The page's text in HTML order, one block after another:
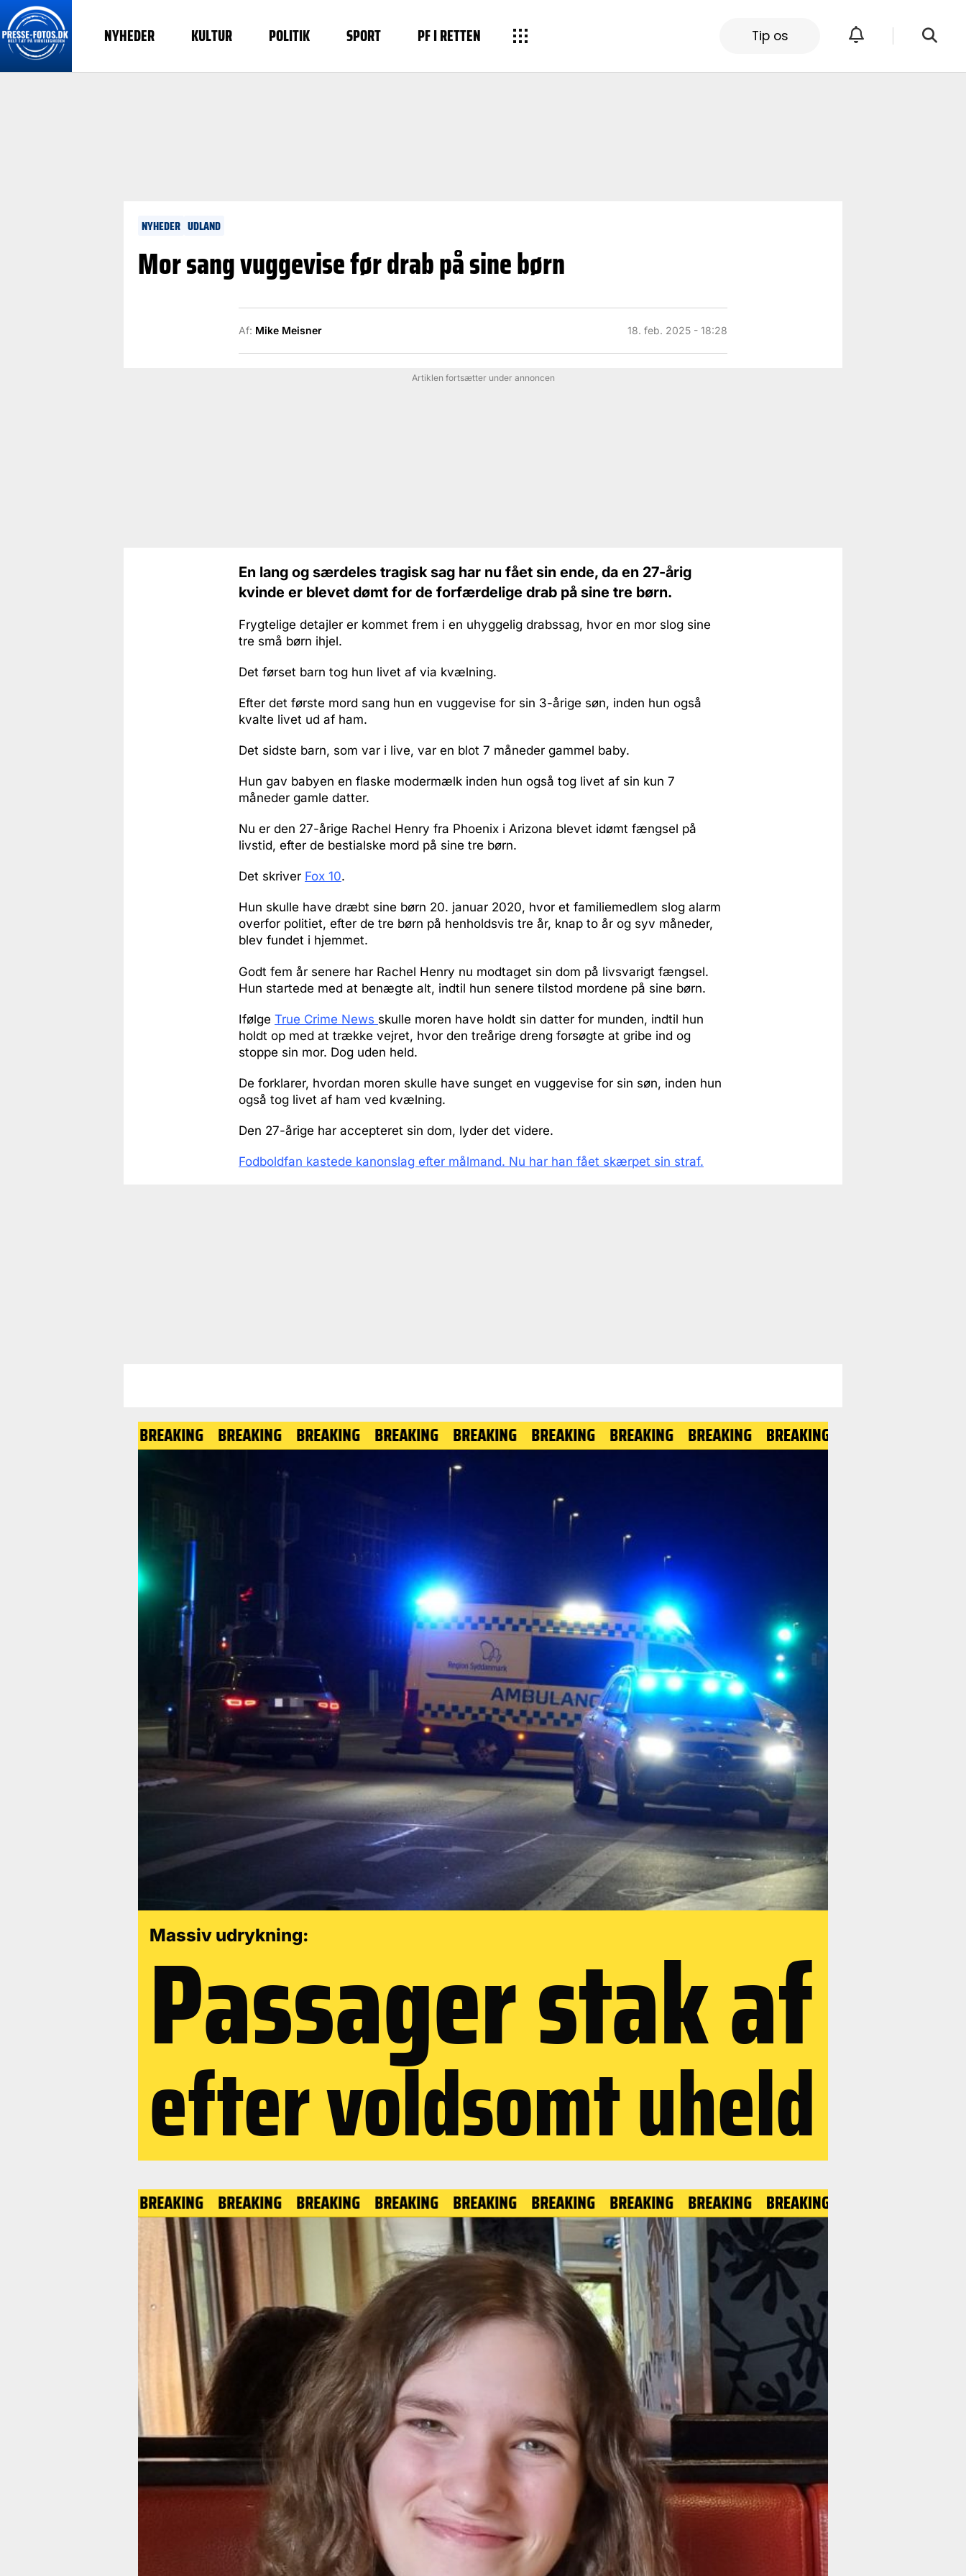
NYHEDER KULTUR POLITIK SPORT PF I RETTEN Tip os
NYHEDER UDLAND
Mor sang vuggevise før drab på sine børn
Af: Mike Meisner 18. feb. 2025 - 18:28
Artiklen fortsætter under annoncen
En lang og særdeles tragisk sag har nu fået sin ende, da en 27-årig
kvinde er blevet dømt for de forfærdelige drab på sine tre børn.
Frygtelige detajler er kommet frem i en uhyggelig drabssag, hvor en mor slog sine
tre små børn ihjel.
Det førset barn tog hun livet af via kvælning.
Efter det første mord sang hun en vuggevise for sin 3-årige søn, inden hun også
kvalte livet ud af ham.
Det sidste barn, som var i live, var en blot 7 måneder gammel baby.
Hun gav babyen en flaske modermælk inden hun også tog livet af sin kun 7
måneder gamle datter.
Nu er den 27-årige Rachel Henry fra Phoenix i Arizona blevet idømt fængsel på
livstid, efter de bestialske mord på sine tre børn.
Det skriver Fox 10.
Hun skulle have dræbt sine børn 20. januar 2020, hvor et familiemedlem slog alarm
overfor politiet, efter de tre børn på henholdsvis tre år, knap to år og syv måneder,
blev fundet i hjemmet.
Godt fem år senere har Rachel Henry nu modtaget sin dom på livsvarigt fængsel.
Hun startede med at benægte alt, indtil hun senere tilstod mordene på sine børn.
Ifølge True Crime News skulle moren have holdt sin datter for munden, indtil hun
holdt op med at trække vejret, hvor den treårige dreng forsøgte at gribe ind og
stoppe sin mor. Dog uden held.
De forklarer, hvordan moren skulle have sunget en vuggevise for sin søn, inden hun
også tog livet af ham ved kvælning.
Den 27-årige har accepteret sin dom, lyder det videre.
Fodboldfan kastede kanonslag efter målmand. Nu har han fået skærpet sin straf.
BREAKING BREAKING BREAKING BREAKING BREAKING BREAKING BREAKING BREAKING BREAKING BREAKING
Massiv udrykning:
Passager stak af
efter voldsomt uheld
BREAKING BREAKING BREAKING BREAKING BREAKING BREAKING BREAKING BREAKING BREAKING BREAKING